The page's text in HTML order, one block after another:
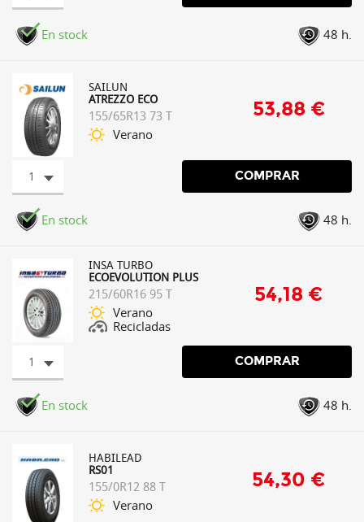
En stock 48 h.
SAILUN
ATREZZO ECO
155/65R13 73 T
Verano
53,88 €
1 COMPRAR
En stock 48 h.
INSA TURBO
ECOEVOLUTION PLUS
215/60R16 95 T
Verano
Recicladas
54,18 €
1 COMPRAR
En stock 48 h.
HABILEAD
RS01
155/0R12 88 T
Verano
54,30 €